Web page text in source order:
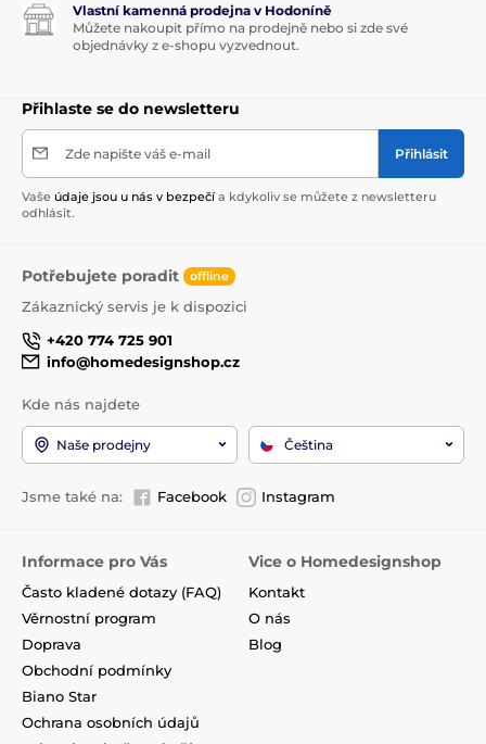
Vlastní kamenná prodejna v Hodoníně
Můžete nakoupit přímo na prodejně nebo si zde své
objednávky z e-shopu vyzvednout.
Přihlaste se do newsletteru
Zde napište váš e-mail Přihlásit
Vaše údaje jsou u nás v bezpečí a kdykoliv se můžete z newsletteru
odhlásit.
Potřebujete poradit offline
Zákaznický servis je k dispozici
+420 774 725 901
info@homedesignshop.cz
Kde nás najdete
Naše prodejny Čeština
Jsme také na: Facebook Instagram
Informace pro Vás
Často kladené dotazy (FAQ)
Věrnostní program
Doprava
Obchodní podmínky
Biano Star
Ochrana osobních údajů
Vice o Homedesignshop
Kontakt
O nás
Blog